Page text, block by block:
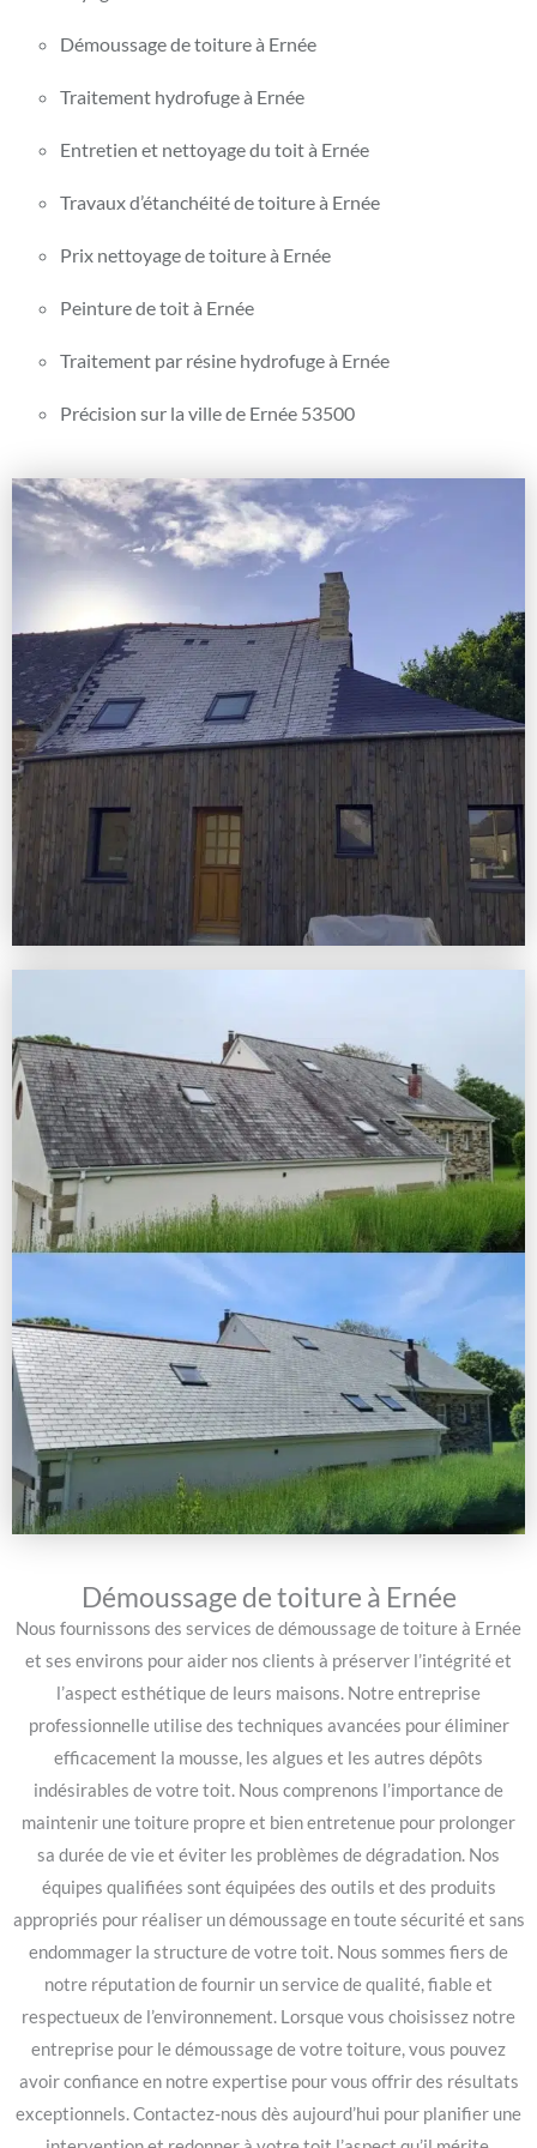
Démoussage de toiture à Ernée
Traitement hydrofuge à Ernée
Entretien et nettoyage du toit à Ernée
Travaux d’étanchéité de toiture à Ernée
Prix nettoyage de toiture à Ernée
Peinture de toit à Ernée
Traitement par résine hydrofuge à Ernée
Précision sur la ville de Ernée 53500
Démoussage de toiture à Ernée
Nous fournissons des services de démoussage de toiture à Ernée
et ses environs pour aider nos clients à préserver l’intégrité et
l’aspect esthétique de leurs maisons. Notre entreprise
professionnelle utilise des techniques avancées pour éliminer
efficacement la mousse, les algues et les autres dépôts
indésirables de votre toit. Nous comprenons l’importance de
maintenir une toiture propre et bien entretenue pour prolonger
sa durée de vie et éviter les problèmes de dégradation. Nos
équipes qualifiées sont équipées des outils et des produits
appropriés pour réaliser un démoussage en toute sécurité et sans
endommager la structure de votre toit. Nous sommes fiers de
notre réputation de fournir un service de qualité, fiable et
respectueux de l’environnement. Lorsque vous choisissez notre
entreprise pour le démoussage de votre toiture, vous pouvez
avoir confiance en notre expertise pour vous offrir des résultats
exceptionnels. Contactez-nous dès aujourd’hui pour planifier une